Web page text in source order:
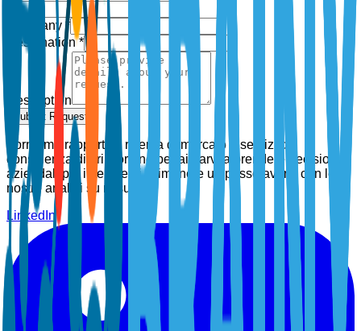
Company *
Designation *
Description
Submit Request
Forniamo rapporti di ricerca di mercato e servizi di
consulenza di prim'ordine per aiutarvi a prendere decisioni
aziendali più intelligenti. Rimanete un passo avanti con le
nostre analisi su misura.
LinkedIn